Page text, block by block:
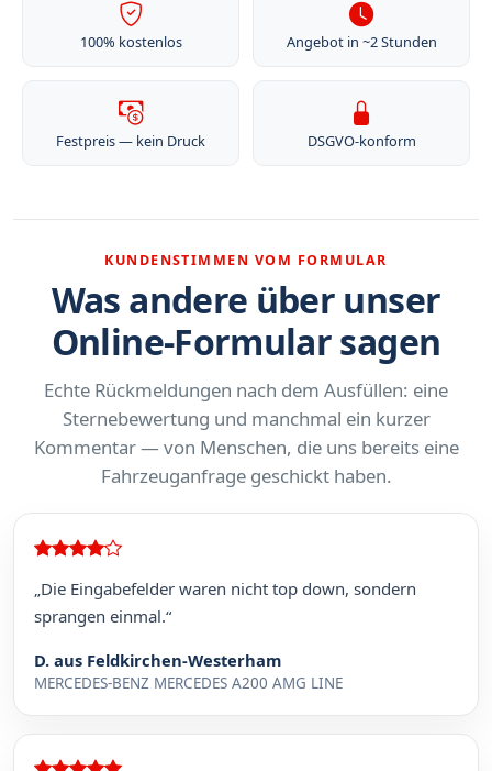
100% kostenlos Angebot in ~2 Stunden
Festpreis — kein Druck DSGVO-konform
KUNDENSTIMMEN VOM FORMULAR
Was andere über unser
Online-Formular sagen
Echte Rückmeldungen nach dem Ausfüllen: eine
Sternebewertung und manchmal ein kurzer
Kommentar — von Menschen, die uns bereits eine
Fahrzeuganfrage geschickt haben.
„Die Eingabefelder waren nicht top down, sondern
sprangen einmal.“
D. aus Feldkirchen-Westerham
MERCEDES-BENZ MERCEDES A200 AMG LINE